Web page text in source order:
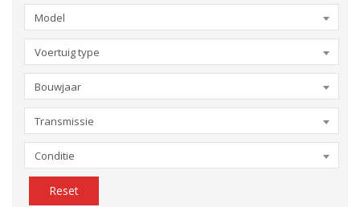
Model
Voertuig type
Bouwjaar
Transmissie
Conditie
Reset